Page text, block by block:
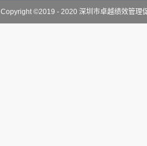
Copyright ©2019 - 2020 深圳市卓越绩效管理